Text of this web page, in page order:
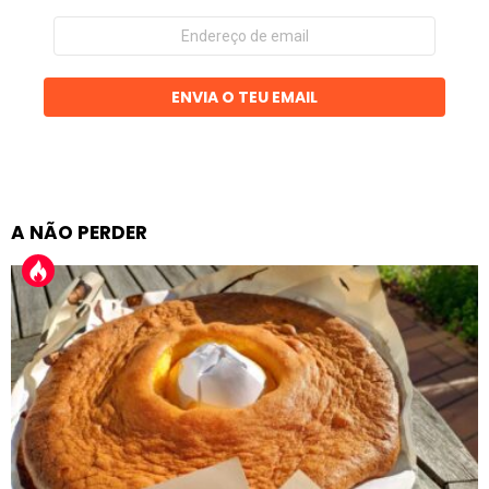
Endereço
email
ENVIA O TEU EMAIL
A NÃO PERDER